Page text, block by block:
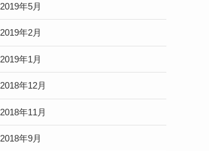
2019年5月
2019年2月
2019年1月
2018年12月
2018年11月
2018年9月